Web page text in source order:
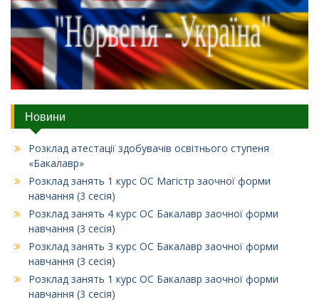
Новини
Розклад атестації здобувачів освітнього ступеня
«Бакалавр»
Розклад занять 1 курс ОС Магістр заочної форми
навчання (3 сесія)
Розклад занять 4 курс ОС Бакалавр заочної форми
навчання (3 сесія)
Розклад занять 3 курс ОС Бакалавр заочної форми
навчання (3 сесія)
Розклад занять 1 курс ОС Бакалавр заочної форми
навчання (3 сесія)